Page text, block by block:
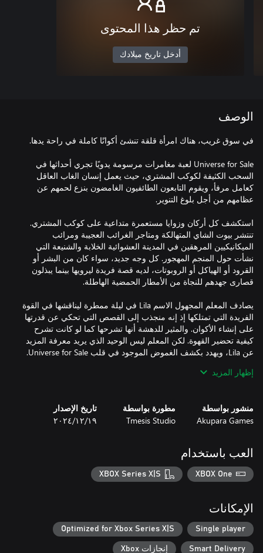
تم حظر هذا المحتوى
أدخل تاريخ ميلادك
الوصف
Universe for Sale لعبة مغامرات مرسومة يدويًا تجري أحداثها في
السحب الكثيفة لكوكب المشتري، حيث يعمل إنسان الغاب العاقل
كعامل مرفأ، ويقوم التابعون الطائفيون الغامضون بنزع لحمهم عن
استكشف كل أركان وزوايا مستعمرة متداعية على كوكب المشتري.
تنتشر بيوت الشاي المتهالكة ومتاجر الغرائب العجيبة ومرائب
الميكانيكيين المرهقين في المدينة العشوائية الخلابة والشنيعة التي
نشأت حول المنجم المهجور. كل وجه جديد، سواء كان من البشر أو
القرود أو الهياكل أو الروبوتات، لديه قصة فريدة ليرويها بينما يبذلون
يصادف المعلم المجهول الاسم Lila في ليلة ممطرة ليناقشها في القوة
الفريدة التي تمتلكها إذ إنه منجذب إلى القصص التي تحكي عن قدرتها
على إنشاء الأكوان. والمثير للدهشة أنها تشرحها كما لو كانت تشرح
كيفية تحضير القهوة. لكن المعلم ليس الوحيد الذي يريد معرفة المزيد
إظهار المزيد
منشور بواسطة
Akupara Games
مطورة بواسطة
Tmesis Studio
تاريخ الإصدار
١٩‏/١٢‏/٢٠٢٤
العب باستخدام
XBOX One
XBOX Series X|S
الإمكانات
Single player
Optimized for Xbox Series X|S
Smart Delivery إنجازات Xbox